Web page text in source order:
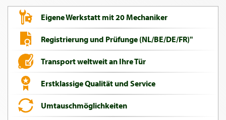
Eigene Werkstatt mit 20 Mechaniker
Registrierung und Prüfunge (NL/BE/DE/FR)"
Transport weltweit an Ihre Tür
Erstklassige Qualität und Service
Umtauschmöglichkeiten